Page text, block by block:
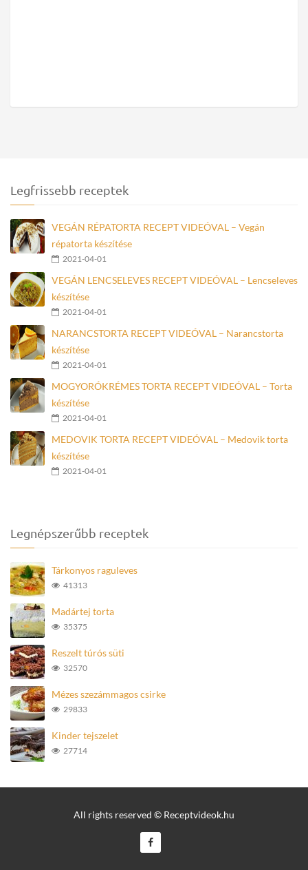
Legfrissebb receptek
VEGÁN RÉPATORTA RECEPT VIDEÓVAL – Vegán
répatorta készítése
2021-04-01
VEGÁN LENCSELEVES RECEPT VIDEÓVAL – Lencseleves
készítése
2021-04-01
NARANCSTORTA RECEPT VIDEÓVAL – Narancstorta
készítése
2021-04-01
MOGYORÓKRÉMES TORTA RECEPT VIDEÓVAL – Torta
készítése
2021-04-01
MEDOVIK TORTA RECEPT VIDEÓVAL – Medovik torta
készítése
2021-04-01
Legnépszerűbb receptek
Tárkonyos raguleves
41313
Madártej torta
35375
Reszelt túrós süti
32570
Mézes szezámmagos csirke
29833
Kinder tejszelet
27714
All rights reserved © Receptvideok.hu